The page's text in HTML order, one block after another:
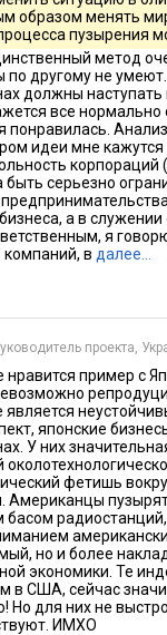
за
фондов,
деньги в
деньги», и
т.е. «короткие» -
США из
учебных
подготовки
спрос. В
секторе
мировым кризисом,
что
эти люди не
к «легким
В связи с
государственных
инфляцию.
продолжит
держится на том,
образом менять
пузырения
метод
другому не
должны наступать
все
понравилась.
идеи мне
корпораций
серьезно
а в
я
компаний, в далее…
проекта,
пример с
является
японские
У них
фетишь
Американцы
басом
но и более
экономики. Те
в США, сейчас
Но для них не
ИМХО